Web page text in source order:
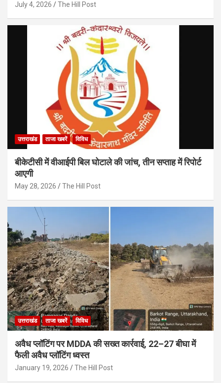
July 4, 2026 The Hill Post
उत्तराखंड ताजा खबरें विविध
बीकेटीसी में वीआईपी बिल घोटाले की जांच, तीन सप्ताह में रिपोर्ट
आएगी
May 28, 2026 The Hill Post
उत्तराखंड ताजा खबरें विविध
अवैध प्लॉटिंग पर MDDA की सख्त कार्रवाई, 22–27 बीघा में
फैली अवैध प्लॉटिंग ध्वस्त
January 19, 2026 The Hill Post